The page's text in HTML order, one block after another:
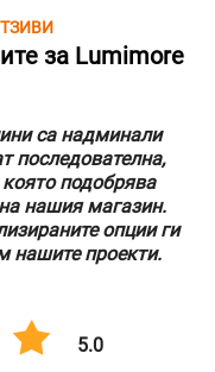
за Lumimore
са надминали
последователна,
подобрява
нашия магазин.
опции ги
нашите проекти.
5.0